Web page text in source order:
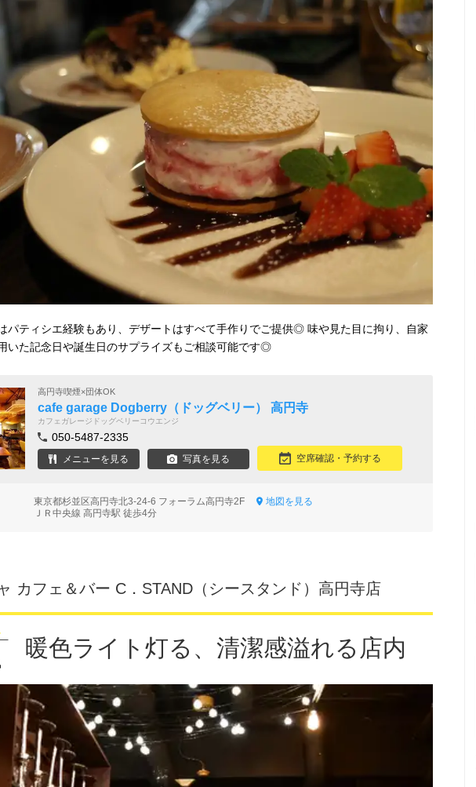
パティシエ経験もあり、デザートはすべて手作りでご提供◎ 味や見た目に拘り、自家
いた記念日や誕生日のサプライズもご相談可能です◎
高円寺喫煙×団体OK
cafe garage Dogberry（ドッグベリー） 高円寺
カフェガレージドッグベリーコウエンジ
050-5487-2335
メニューを見る 写真を見る 空席確認・予約する
東京都杉並区高円寺北3-24-6 フォーラム高円寺2F
地図を見る
ＪＲ中央線 高円寺駅 徒歩4分
カフェ＆バー C．STAND（シースタンド）高円寺店
暖色ライト灯る、清潔感溢れる店内